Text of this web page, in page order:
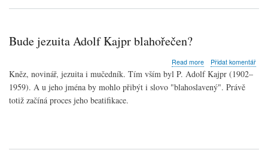
Bude jezuita Adolf Kajpr blahořečen?
Read moreabout
Bude
jezuita
Adolf
Přidat komentář
Kněz, novinář, jezuita i mučedník. Tím vším byl P. Adolf Kajpr (1902–
1959). A u jeho jména by mohlo přibýt i slovo "blahoslavený". Právě
totiž začíná proces jeho beatifikace.